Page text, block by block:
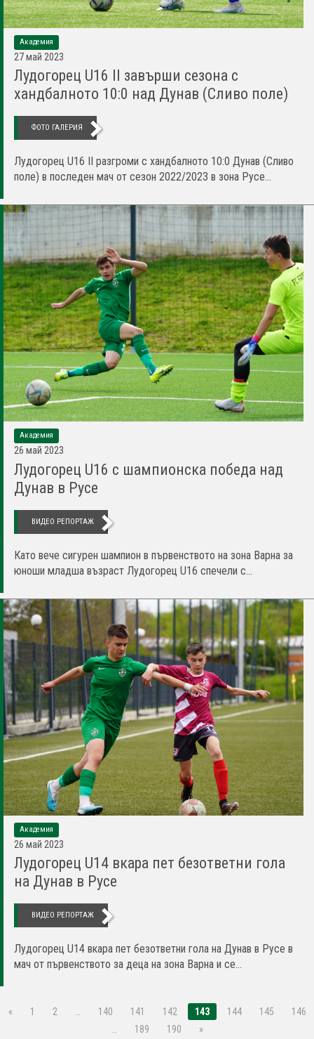
Академия
27 май 2023
Лудогорец U16 II завърши сезона с
хандбалното 10:0 над Дунав (Сливо поле)
ФОТО ГАЛЕРИЯ
Лудогорец U16 II разгроми с хандбалното 10:0 Дунав (Сливо
поле) в последен мач от сезон 2022/2023 в зона Русе...
Академия
26 май 2023
Лудогорец U16 с шампионска победа над
Дунав в Русе
ВИДЕО РЕПОРТАЖ
Като вече сигурен шампион в първенството на зона Варна за
юноши младша възраст Лудогорец U16 спечели с...
Академия
26 май 2023
Лудогорец U14 вкара пет безответни гола
на Дунав в Русе
ВИДЕО РЕПОРТАЖ
Лудогорец U14 вкара пет безответни гола на Дунав в Русе в
мач от първенството за деца на зона Варна и се...
« 1 2 … 140 141 142 143 144 145
146
…
189 190 »